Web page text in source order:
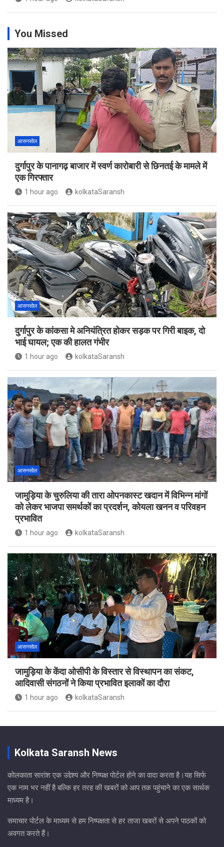
You Missed
आसनसोल
दुर्गापुर के पानागढ़ बाजार में स्वर्ण कारोबारी से छिनतई के मामले में
एक गिरफ्तार
1 hour ago kolkataSaransh
आसनसोल
दुर्गापुर के कांकसा मे अनियंत्रित होकर सड़क पर गिरी बाइक, दो
भाई घायल; एक की हालत गंभीर
1 hour ago kolkataSaransh
आसनसोल
जामुड़िया के चुरुलिया की तारा ओपनकास्ट खदान में विभिन्न मांगों
को लेकर भाजपा समर्थकों का प्रदर्शन, कोयला खनन व परिवहन
प्रभावित
1 hour ago kolkataSaransh
आसनसोल
जामुड़िया के केंदा ओसीपी के विस्तार से विस्थापन का संकट,
आदिवासी संगठनों ने किया प्रभावित इलाकों का दौरा
1 hour ago kolkataSaransh
Kolkata Saransh News
कोलकाता सारांश एक उद्देश्य और निष्पक्ष पोर्टल होने का वादा करता है।यह सिर्फ
एक नाम भर नहीं है बल्कि हर तरह की खबरों को आप तक पहुंचाने का एक सार्थक
माध्यम है।
समाचार पोर्टल के माध्यम से हम निष्पक्षता से हर ताजा खबरों से अपने पाठकों को
अवगत करते हैं।